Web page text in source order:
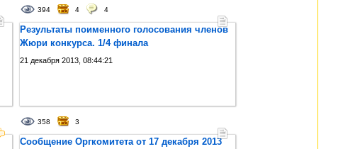
394 4 4
Результаты поименного голосования членов
Жюри конкурса. 1/4 финала
21 декабря 2013, 08:44:21
358 3
Сообщение Оргкомитета от 17 декабря 2013